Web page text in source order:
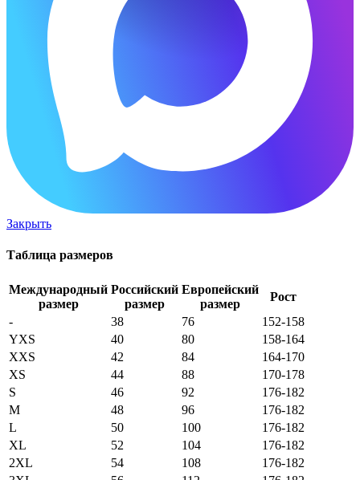
Закрыть
Таблица размеров
Международный
размер
Российский
размер
Европейский
размер
Рост
-
38 76
152-158
YXS
40 80
158-164
XXS
42 84
164-170
XS
44 88
170-178
S
46 92
176-182
M
48 96
176-182
L
50 100
176-182
XL
52 104
176-182
2XL
54 108
176-182